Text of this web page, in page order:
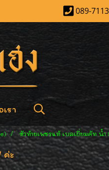
089-
รา
หัวท้ายเพชรแท้ เบลเยี่ยมคัท น้ำ
ค่ะ